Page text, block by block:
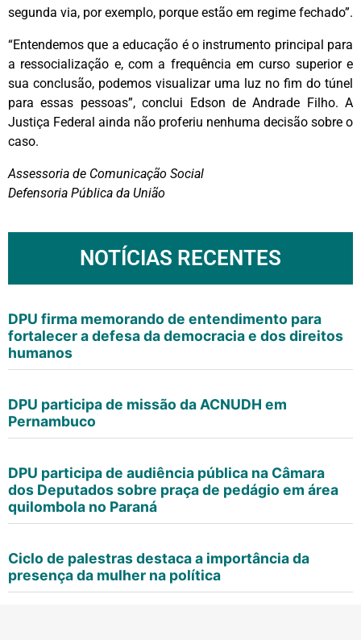
segunda via, por exemplo, porque estão em regime fechado”.
“Entendemos que a educação é o instrumento principal para
a ressocialização e, com a frequência em curso superior e
sua conclusão, podemos visualizar uma luz no fim do túnel
para essas pessoas”, conclui Edson de Andrade Filho. A
Justiça Federal ainda não proferiu nenhuma decisão sobre o
caso.
Assessoria de Comunicação Social
Defensoria Pública da União
NOTÍCIAS RECENTES
DPU firma memorando de entendimento para
fortalecer a defesa da democracia e dos direitos
humanos
DPU participa de missão da ACNUDH em
Pernambuco
DPU participa de audiência pública na Câmara
dos Deputados sobre praça de pedágio em área
quilombola no Paraná
Ciclo de palestras destaca a importância da
presença da mulher na política